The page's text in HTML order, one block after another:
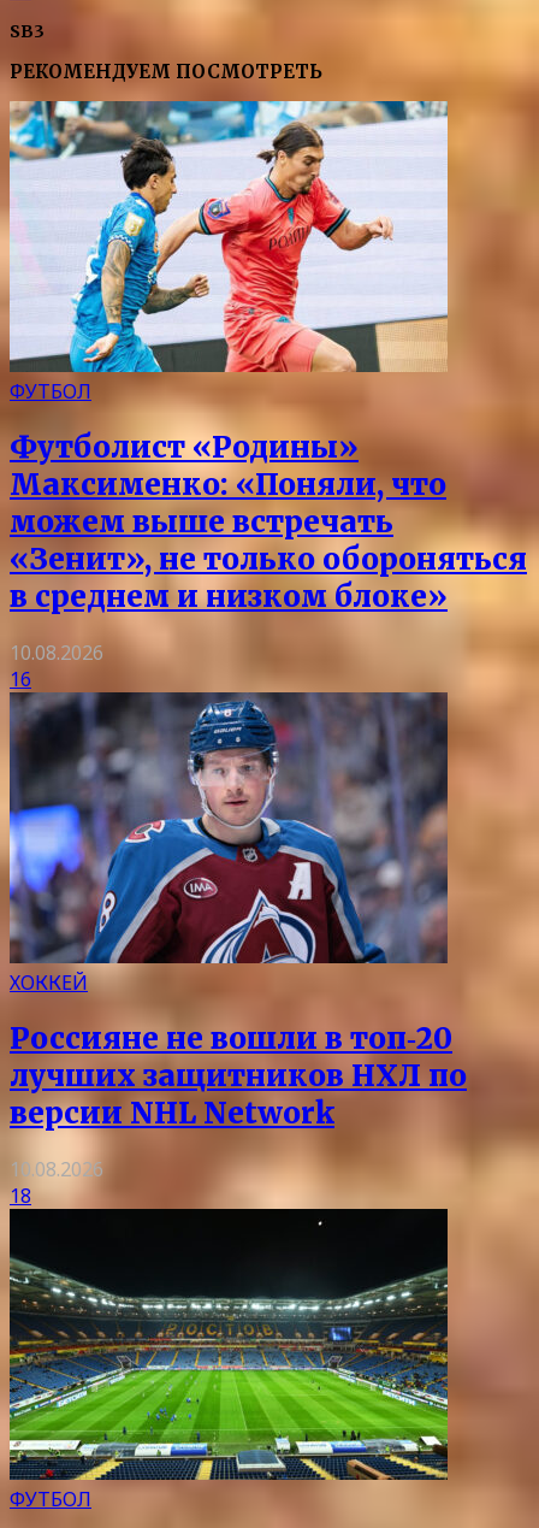
SB3
РЕКОМЕНДУЕМ ПОСМОТРЕТЬ
ФУТБОЛ
Футболист «Родины»
Максименко: «Поняли, что
можем выше встречать
«Зенит», не только обороняться
в среднем и низком блоке»
10.08.2026
16
ХОККЕЙ
Россияне не вошли в топ‑20
лучших защитников НХЛ по
версии NHL Network
10.08.2026
18
ФУТБОЛ